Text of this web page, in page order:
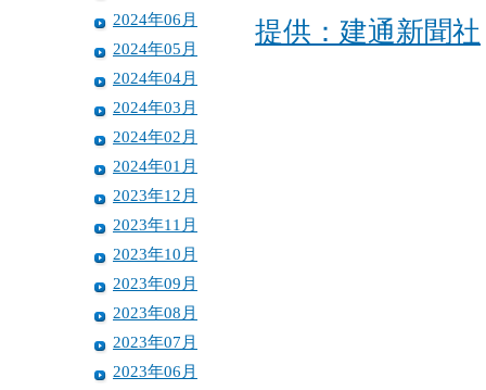
2024年06月
2024年05月
2024年04月
2024年03月
2024年02月
2024年01月
2023年12月
2023年11月
2023年10月
2023年09月
2023年08月
2023年07月
2023年06月
提供：建通新聞社